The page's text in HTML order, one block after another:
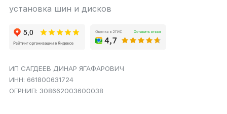
установка шин и дисков
ИП САГДЕЕВ ДИНАР ЯГАФАРОВИЧ
ИНН: 661800631724
ОГРНИП: 308662003600038